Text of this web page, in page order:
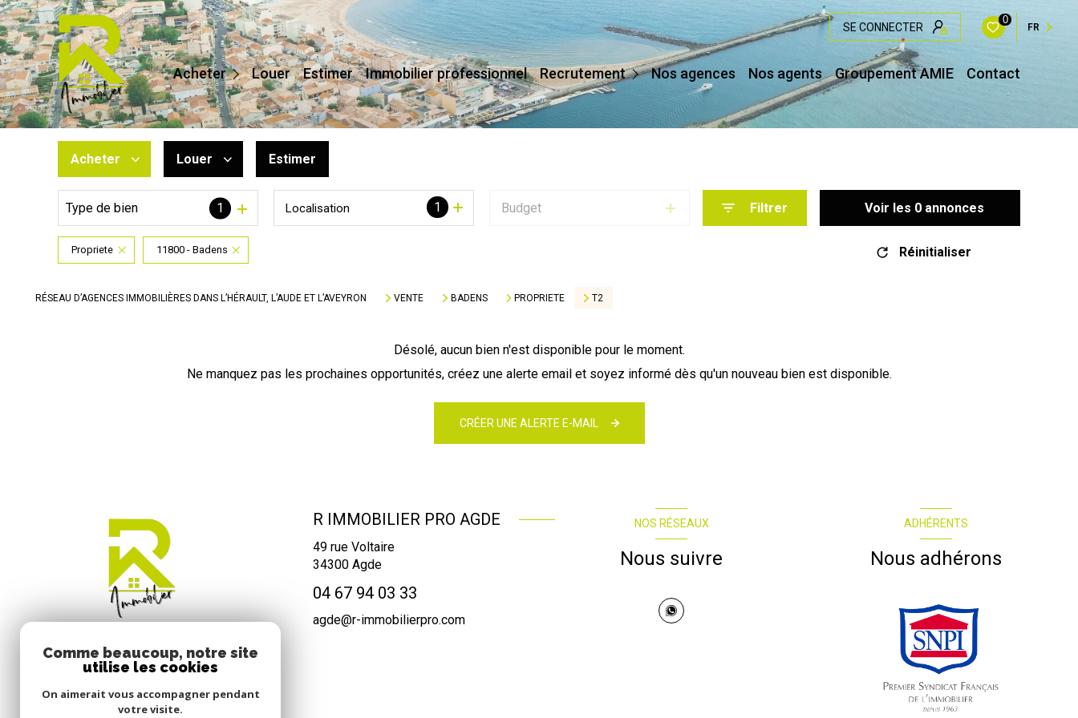
SE CONNECTER
0
FR
Acheter
Maisons / Villas
Appartements
Terrains
Prestige
Autres
Louer Estimer Immobilier professionnel Recrutement
Devenir Conseiller
Affilier Mon Agence
Je Crée Mon Agence
Nos agences Nos agents Groupement AMIE Contact
Acheter
De l'ancien
Du neuf
De l'immo pro
Louer
à l'année
De l'immo pro
Estimer
Type de bien 1 1
Localisation Budget Filtrer Voir les 0annonces
Propriete 11800 - Badens Réinitialiser
RÉSEAU D’AGENCES IMMOBILIÈRES DANS L’HÉRAULT, L’AUDE ET L’AVEYRON VENTE BADENS PROPRIETE T2
Désolé, aucun bien n'est disponible pour le moment.
Ne manquez pas les prochaines opportunités, créez une alerte email et soyez informé dès qu'un nouveau bien est disponible.
CRÉER UNE ALERTE E-MAIL
R IMMOBILIER PRO AGDE
49 rue Voltaire
34300 Agde
04 67 94 03 33
agde@r-immobilierpro.com
NOS RÉSEAUX
Nous suivre
ADHÉRENTS
Nous adhérons
Comme beaucoup, notre site
utilise les cookies
On aimerait vous accompagner pendant
votre visite.